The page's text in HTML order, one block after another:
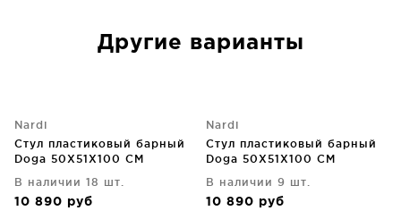
Другие варианты
Nardi
Стул пластиковый барный
Doga 50X51X100 CM
В наличии 18 шт.
10 890 руб
Nardi
Стул пластиковый барный
Doga 50X51X100 CM
В наличии 9 шт.
10 890 руб